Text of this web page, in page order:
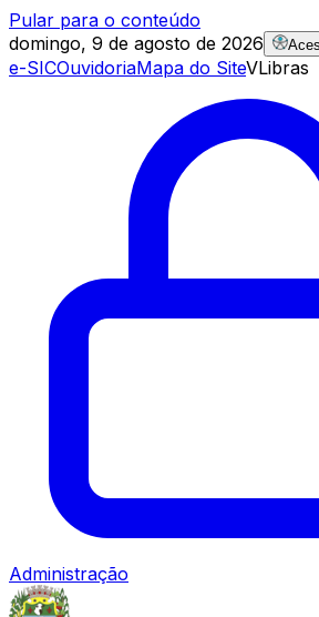
Pular para o conteúdo
domingo, 9 de agosto de 2026
e-SICOuvidoriaMapa do SiteVLibras
Administração